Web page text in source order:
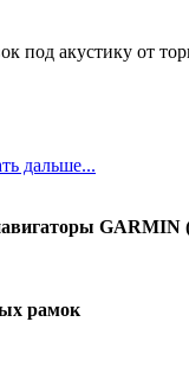
под акустику от
дальше...
GARMIN
рамок